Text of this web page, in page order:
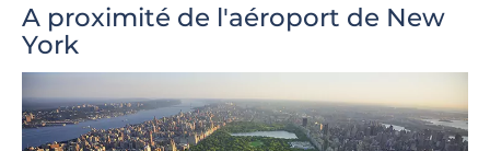
A proximité de l'aéroport de New
York